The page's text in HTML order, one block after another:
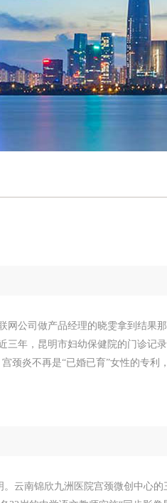
网公司做产品经理的晓雯拿到结果那
三年，昆明市妇幼保健院的门诊记录
颈炎不再是“已婚已育”女性的专利，
云南锦欣九洲医院宫颈微创中心的